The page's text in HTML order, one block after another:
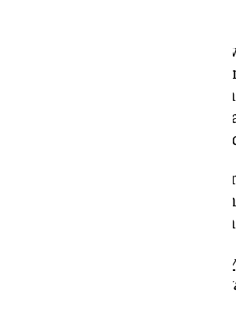
El papel de las cátedras en la
actores que construyen el
colación, así como la
través de la generación de un
creación y producción artística
La Comisión Asesora del
comienzos de enero en
estas convocatorias, con
101Tv
. Puedes ponerte en